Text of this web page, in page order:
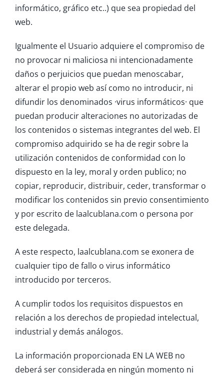
informático, gráfico etc..) que sea propiedad del
web.
Igualmente el Usuario adquiere el compromiso de
no provocar ni maliciosa ni intencionadamente
daños o perjuicios que puedan menoscabar,
alterar el propio web así como no introducir, ni
difundir los denominados ·virus informáticos· que
puedan producir alteraciones no autorizadas de
los contenidos o sistemas integrantes del web. El
compromiso adquirido se ha de regir sobre la
utilización contenidos de conformidad con lo
dispuesto en la ley, moral y orden publico; no
copiar, reproducir, distribuir, ceder, transformar o
modificar los contenidos sin previo consentimiento
y por escrito de laalcublana.com o persona por
este delegada.
A este respecto, laalcublana.com se exonera de
cualquier tipo de fallo o virus informático
introducido por terceros.
A cumplir todos los requisitos dispuestos en
relación a los derechos de propiedad intelectual,
industrial y demás análogos.
La información proporcionada EN LA WEB no
deberá ser considerada en ningún momento ni